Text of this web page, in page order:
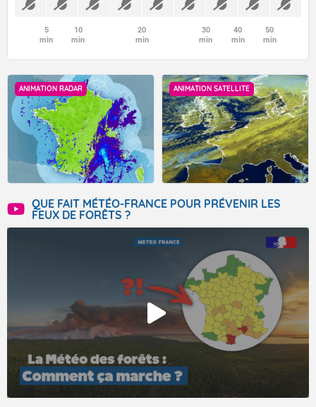
5
min
10
min
20
min
30
min
40
min
50
min
ANIMATION RADAR ANIMATION SATELLITE
QUE FAIT MÉTÉO-FRANCE POUR PRÉVENIR LES
FEUX DE FORÊTS ?